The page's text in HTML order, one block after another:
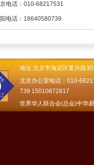
电话：010-68217531
电话：18640580739
地址:北京市海淀区复兴路
北京办公室电话：010-
739 15010872817
世界华人联合会(总会)中华